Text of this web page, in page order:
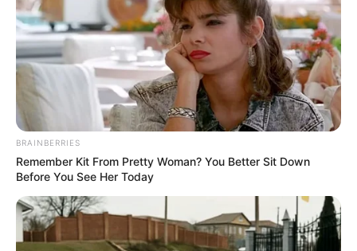
BRAINBERRIES
Remember Kit From Pretty Woman? You Better Sit Down
Before You See Her Today